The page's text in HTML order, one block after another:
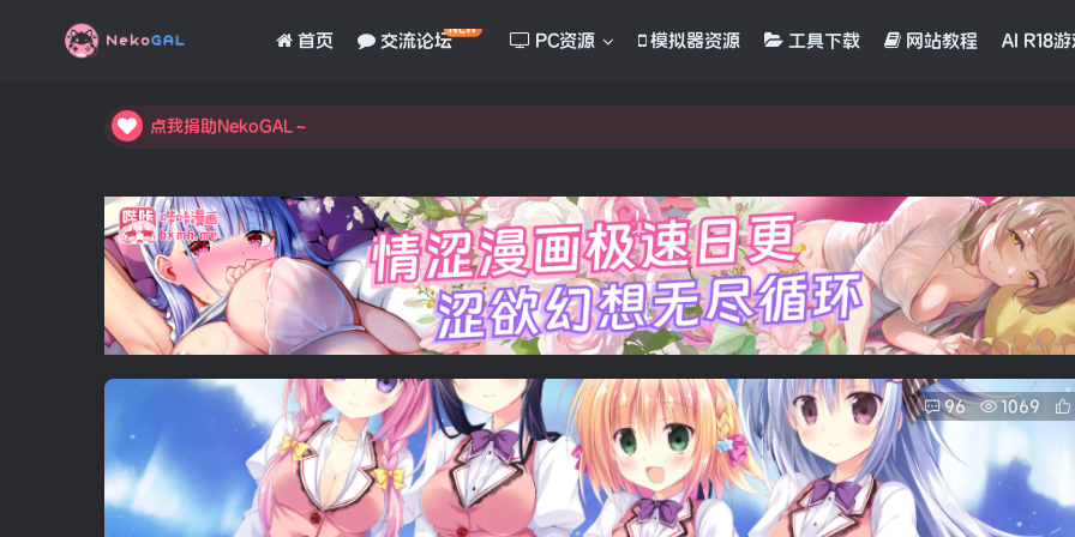
首页 交流论坛
NEW
PC资源 模拟器资源 工具下载 网站教程 AI R18
点我捐助NekoGAL～
点我捐助NekoGAL～
96 1069